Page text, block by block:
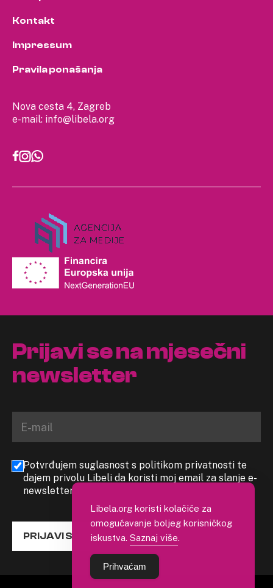
Nova cesta 4, Zagreb
e-mail: info@libela.org
Kontakt
Impressum
Pravila ponašanja
Prijavi se na mjesečni
newsletter
Potvrđujem suglasnost s politikom privatnosti te
dajem privolu Libeli da koristi moj email za slanje e-
newslettera
PRIJAVI SE
Libela.org koristi kolačiće za
omogućavanje boljeg korisničkog
iskustva. Saznaj više.
Prihvaćam